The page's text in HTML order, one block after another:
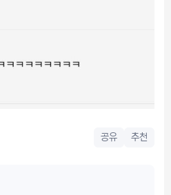
공유 추천